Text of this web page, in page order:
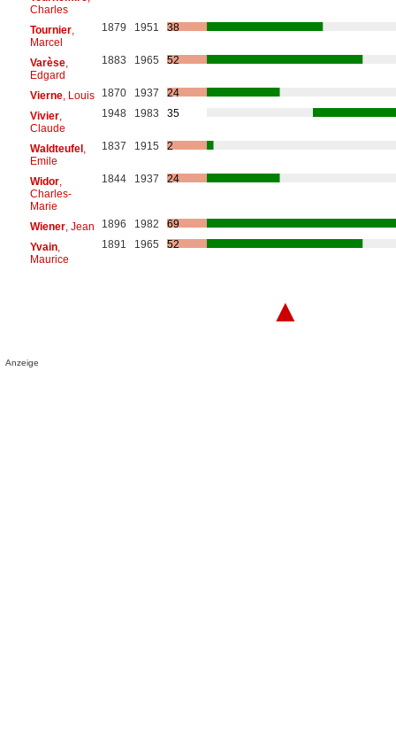
Charles
Tournier,
Marcel
1879 1951 38
Varèse,
Edgard
1883 1965 52
Vierne, Louis 1870 1937
24
Vivier,
Claude
1948 1983 35
Waldteufel,
Emile
1837 1915 2
Widor,
Charles-
Marie
1844 1937 24
Wiener, Jean 1896 1982
69
Yvain,
Maurice
1891 1965 52
▲
Anzeige